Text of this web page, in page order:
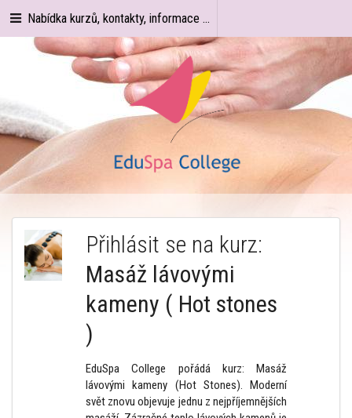
Nabídka kurzů, kontakty, informace ...
Přihlásit se na kurz:
Masáž lávovými
kameny ( Hot stones
)
EduSpa College pořádá kurz: Masáž
lávovými kameny (Hot Stones). Moderní
svět znovu objevuje jednu z nejpříjemnějších